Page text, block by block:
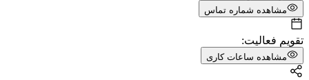
مشاهده شماره تماس
تقویم فعالیت:
مشاهده ساعات کاری